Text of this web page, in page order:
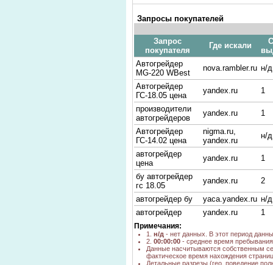
Запросы покупателей
Запрос
покупателя
Где искали
Автогрейдер
MG-220 WBest
nova.rambler.ru н/д
Автогрейдер
ГС-18.05 цена
yandex.ru
1
производители
автогрейдеров
yandex.ru
1
Автогрейдер
ГС-14.02 цена
nigma.ru,
yandex.ru
н/д
автогрейдер
цена
yandex.ru
1
бу автогрейдер
гс 18.05
yandex.ru
2
автогрейдер бу
yaca.yandex.ru н/д
автогрейдер
yandex.ru
1
Автогрейдер ГС
1001
yandex.ru
бу автогрейдера
yandex.ru
2
автогрейдер
Примечания:
1. н/д - нет данных. В этот период
2. 00:00:00 - среднее время
Данные насчитываются собственным
фактическое время нахождения
Детальные разрезы (гео, поведение